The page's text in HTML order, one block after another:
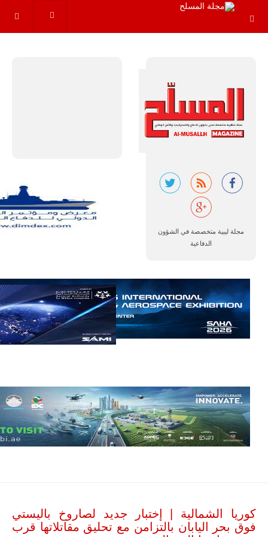
مجلة ليبية متخصصة في الشؤون
الدفاعية
المسيرة
الروسية
مع تصاعد حدة
الحرب الجوية
الروسية في
مالي رُصدت
طائرة أوريون
بدون طيار فوق
فإن الجمع بين
قدرة طائرة
أوريون على
التحليق…
للمزيد
كوريا الشمالية | إختبار جديد لصاروخ باليستي
فوق بحر اليابان بالتزامن مع تحليق مقاتلاتها قرب